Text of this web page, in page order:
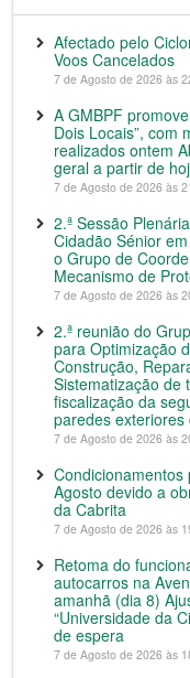
Afectado pelo
Voos Cancelados
7 de Agosto de 2026 às
A GMBPF
Dois Locais”, com
realizados ontem
geral a partir de
7 de Agosto de 2026 às
2.ª Sessão
Cidadão Sénior
o Grupo de
Mecanismo de
7 de Agosto de 2026 às
2.ª reunião do
para Optimização
Construção,
Sistematização de
fiscalização da
paredes
7 de Agosto de 2026 às
Agosto devido a
da Cabrita
7 de Agosto de 2026 às
Retoma do
autocarros na
amanhã (dia 8)
“Universidade da
de espera
7 de Agosto de 2026 às